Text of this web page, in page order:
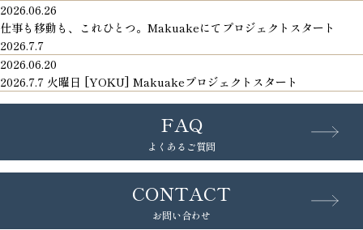
2026.06.26
仕事も移動も、これひとつ。Makuakeにてプロジェクトスタート
2026.7.7
2026.06.20
2026.7.7 火曜日 [YOKU] Makuakeプロジェクトスタート
FAQ
よくあるご質問
CONTACT
お問い合わせ